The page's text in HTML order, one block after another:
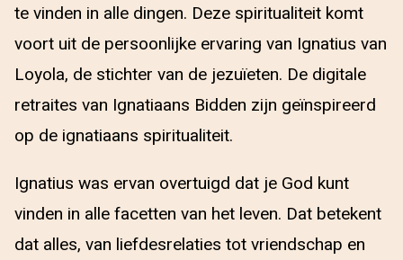
te vinden in alle dingen. Deze spiritualiteit komt
voort uit de persoonlijke ervaring van Ignatius van
Loyola, de stichter van de jezuïeten. De digitale
retraites van Ignatiaans Bidden zijn geïnspireerd
op de ignatiaans spiritualiteit.
Ignatius was ervan overtuigd dat je God kunt
vinden in alle facetten van het leven. Dat betekent
dat alles, van liefdesrelaties tot vriendschap en